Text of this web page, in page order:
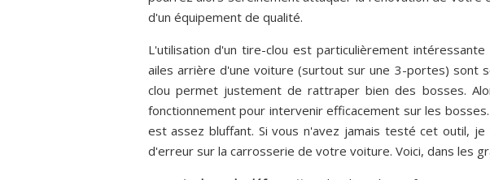
d'un équipement de qualité.
L'utilisation d'un tire-clou est particulièrement
ailes arrière d'une voiture (surtout sur une 3-portes) sont
clou permet justement de rattraper bien des bosses.
fonctionnement pour intervenir efficacement sur les
est assez bluffant. Si vous n'avez jamais testé cet outil,
d'erreur sur la carrosserie de votre voiture. Voici, dans les